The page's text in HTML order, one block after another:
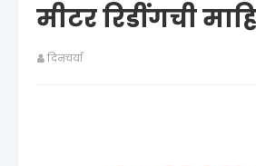
मीटर रिडींगची
दिनचर्या